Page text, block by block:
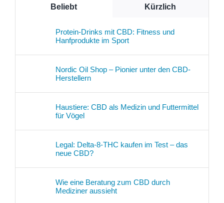
Beliebt Kürzlich
Protein-Drinks mit CBD: Fitness und
Hanfprodukte im Sport
Nordic Oil Shop – Pionier unter den CBD-
Herstellern
Haustiere: CBD als Medizin und Futtermittel
für Vögel
Legal: Delta-8-THC kaufen im Test – das
neue CBD?
Wie eine Beratung zum CBD durch
Mediziner aussieht